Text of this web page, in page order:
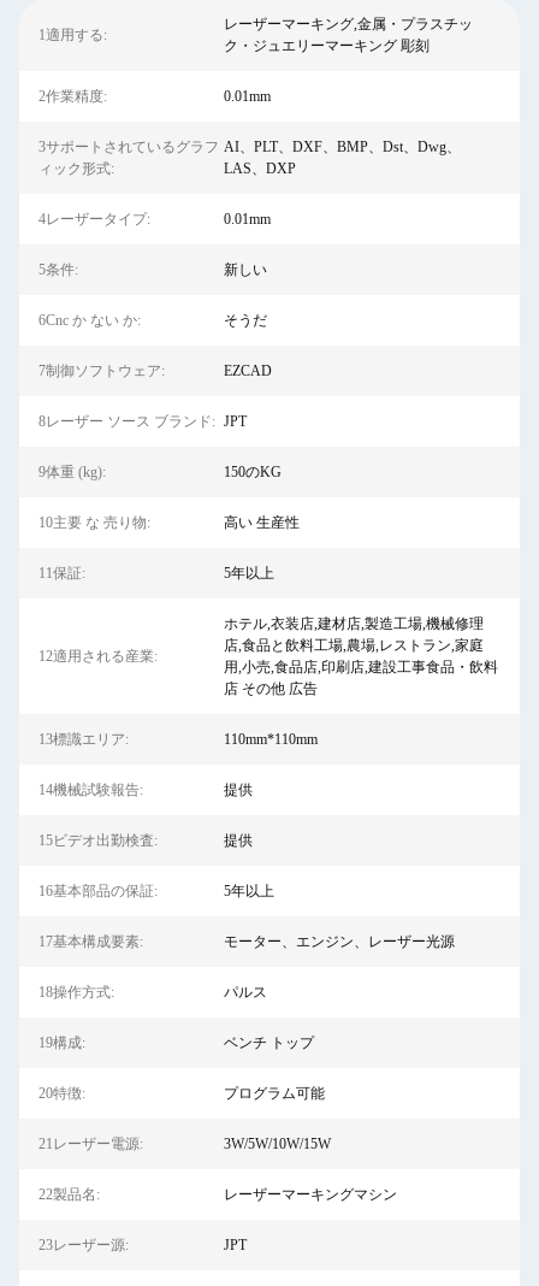
1適用する:
レーザーマーキング,金属・プラスチッ
ク・ジュエリーマーキング 彫刻
2作業精度: 0.01mm
3サポートされているグラフ
ィック形式:
AI、PLT、DXF、BMP、Dst、Dwg、
LAS、DXP
4レーザータイプ: 0.01mm
5条件: 新しい
6Cnc か ない か: そうだ
7制御ソフトウェア: EZCAD
8レーザー ソース ブランド: JPT
9体重 (kg): 150のKG
10主要 な 売り物: 高い 生産性
11保証: 5年以上
12適用される産業:
ホテル,衣装店,建材店,製造工場,機械修理
店,食品と飲料工場,農場,レストラン,家庭
用,小売,食品店,印刷店,建設工事食品・飲料
店 その他 広告
13標識エリア: 110mm*110mm
14機械試験報告: 提供
15ビデオ出勤検査: 提供
16基本部品の保証: 5年以上
17基本構成要素: モーター、エンジン、レーザー光源
18操作方式: パルス
19構成: ベンチ トップ
20特徴: プログラム可能
21レーザー電源: 3W/5W/10W/15W
22製品名: レーザーマーキングマシン
23レーザー源: JPT